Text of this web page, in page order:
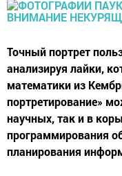
Точный портрет
анализируя лайки,
математики из
портретирование»
научных, так и в
программирования
планирования